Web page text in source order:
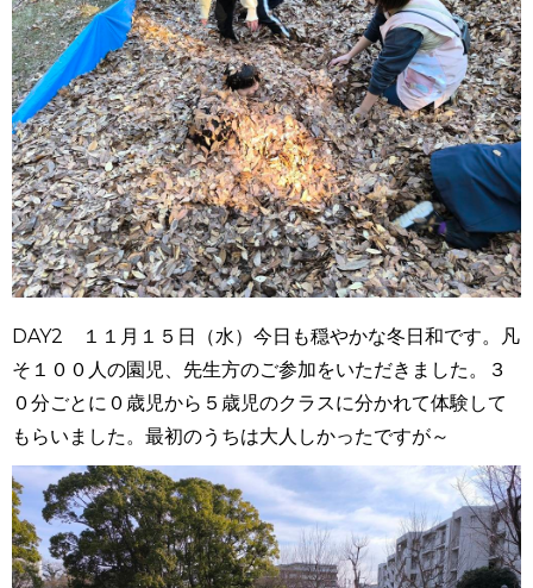
DAY2 １１月１５日（水）今日も穏やかな冬日和です。凡
そ１００人の園児、先生方のご参加をいただきました。３
０分ごとに０歳児から５歳児のクラスに分かれて体験して
もらいました。最初のうちは大人しかったですが～